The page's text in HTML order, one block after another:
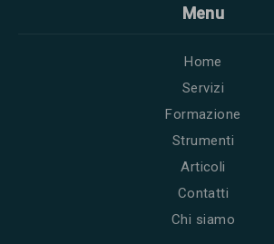
Menu
Home
Servizi
Formazione
Strumenti
Articoli
Contatti
Chi siamo